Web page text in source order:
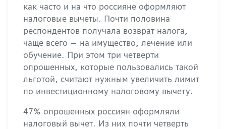
как часто и на что россияне оформляют
налоговые вычеты. Почти половина
респондентов получала возврат налога,
чаще всего — на имущество, лечение или
обучение. При этом три четверти
опрошенных, которые пользовались такой
льготой, считают нужным увеличить лимит
по инвестиционному налоговому вычету.
47% опрошенных россиян оформляли
налоговый вычет. Из них почти четверть